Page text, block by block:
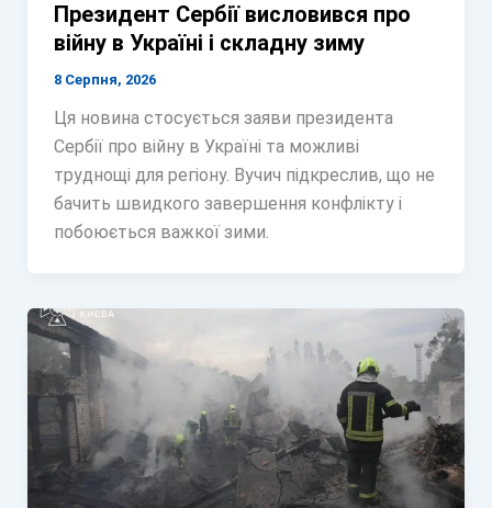
Президент Сербії висловився про
війну в Україні і складну зиму
8 Серпня, 2026
Ця новина стосується заяви президента
Сербії про війну в Україні та можливі
труднощі для регіону. Вучич підкреслив, що не
бачить швидкого завершення конфлікту і
побоюється важкої зими.